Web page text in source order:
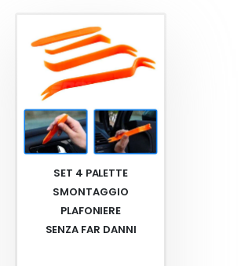
SET 4 PALETTE
SMONTAGGIO
PLAFONIERE
SENZA FAR DANNI